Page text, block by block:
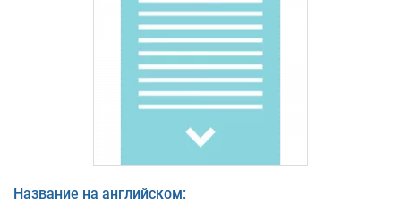
Название на английском: